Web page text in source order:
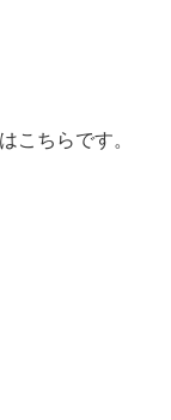
こちらです。